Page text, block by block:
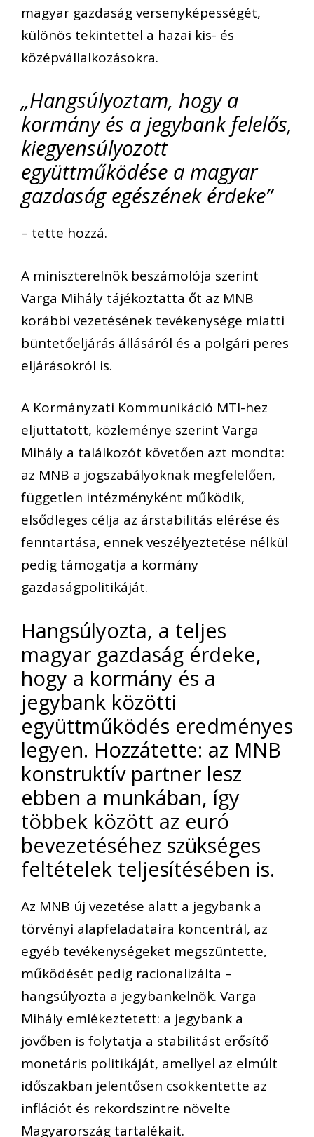
magyar gazdaság versenyképességét,
különös tekintettel a hazai kis- és
középvállalkozásokra.
„Hangsúlyoztam, hogy a
kormány és a jegybank felelős,
kiegyensúlyozott
együttműködése a magyar
gazdaság egészének érdeke”
– tette hozzá.
A miniszterelnök beszámolója szerint
Varga Mihály tájékoztatta őt az MNB
korábbi vezetésének tevékenysége miatti
büntetőeljárás állásáról és a polgári peres
eljárásokról is.
A Kormányzati Kommunikáció MTI-hez
eljuttatott, közleménye szerint Varga
Mihály a találkozót követően azt mondta:
az MNB a jogszabályoknak megfelelően,
független intézményként működik,
elsődleges célja az árstabilitás elérése és
fenntartása, ennek veszélyeztetése nélkül
pedig támogatja a kormány
gazdaságpolitikáját.
Hangsúlyozta, a teljes
magyar gazdaság érdeke,
hogy a kormány és a
jegybank közötti
együttműködés eredményes
legyen. Hozzátette: az MNB
konstruktív partner lesz
ebben a munkában, így
többek között az euró
bevezetéséhez szükséges
feltételek teljesítésében is.
Az MNB új vezetése alatt a jegybank a
törvényi alapfeladataira koncentrál, az
egyéb tevékenységeket megszüntette,
működését pedig racionalizálta –
hangsúlyozta a jegybankelnök. Varga
Mihály emlékeztetett: a jegybank a
jövőben is folytatja a stabilitást erősítő
monetáris politikáját, amellyel az elmúlt
időszakban jelentősen csökkentette az
inflációt és rekordszintre növelte
Magyarország tartalékait.